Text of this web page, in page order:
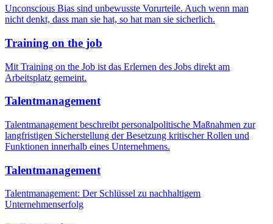
Unconscious Bias sind unbewusste Vorurteile. Auch wenn man
nicht denkt, dass man sie hat, so hat man sie sicherlich.
Training on the job
Mit Training on the Job ist das Erlernen des Jobs direkt am
Arbeitsplatz gemeint.
Talentmanagement
Talentmanagement beschreibt personalpolitische Maßnahmen zur
langfristigen Sicherstellung der Besetzung kritischer Rollen und
Funktionen innerhalb eines Unternehmens.
Talentmanagement
Talentmanagement: Der Schlüssel zu nachhaltigem
Unternehmenserfolg